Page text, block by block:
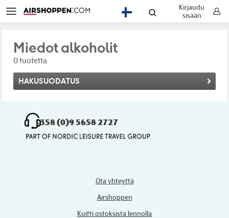
Kirjaudu
sisään
Miedot alkoholit
0 tuotetta
HAKUSUODATUS
+358 (0)9 5658 2727
Ota yhteyttä
Airshoppen
Kuitti ostoksista lennolla